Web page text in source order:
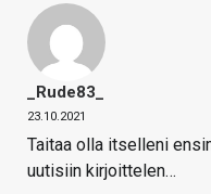
_Rude83_
23.10.2021
Taitaa olla itselleni
uutisiin kirjoittelen…